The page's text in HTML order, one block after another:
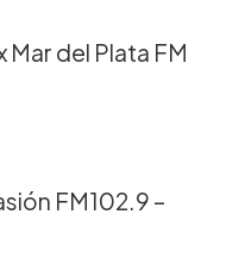
del Plata FM
FM102.9 –